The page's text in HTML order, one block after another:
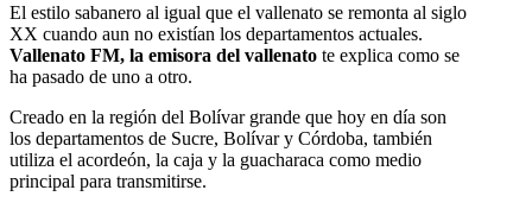
El estilo sabanero al igual que el vallenato se remonta al siglo
XX cuando aun no existían los departamentos actuales.
Vallenato FM, la emisora del vallenato te explica como se
ha pasado de uno a otro.
Creado en la región del Bolívar grande que hoy en día son
los departamentos de Sucre, Bolívar y Córdoba, también
utiliza el acordeón, la caja y la guacharaca como medio
principal para transmitirse.